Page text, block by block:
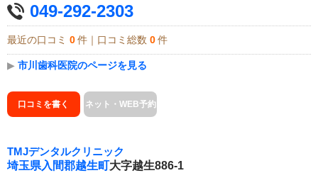
049-292-2303
最近の口コミ 0 件｜口コミ総数 0 件
▶ 市川歯科医院のページを見る
口コミを書く ネット・WEB予約
TMJデンタルクリニック
埼玉県入間郡越生町大字越生886-1